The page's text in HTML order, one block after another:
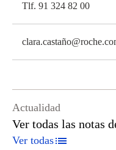
Tlf. 91 324 82 00
clara.castañ
Actualidad
Ver todas las notas
Ver todas